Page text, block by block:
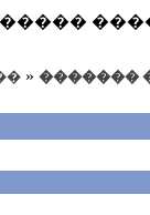
�����
» �������